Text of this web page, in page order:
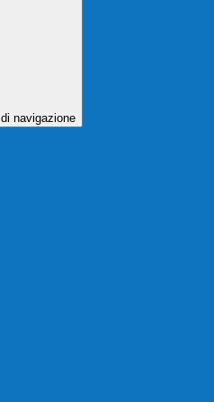
navigazione